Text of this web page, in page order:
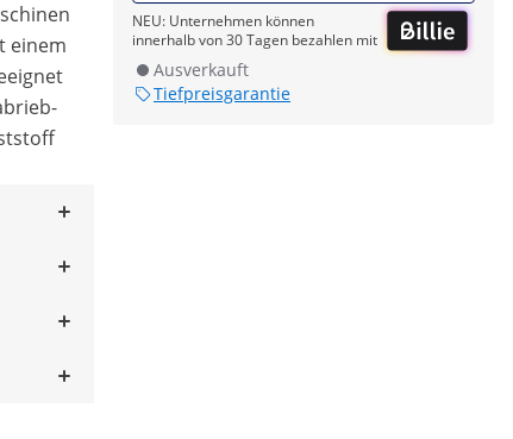
NEU: Unternehmen können
innerhalb von 30 Tagen bezahlen mit
Ausverkauft
Tiefpreisgarantie
einem